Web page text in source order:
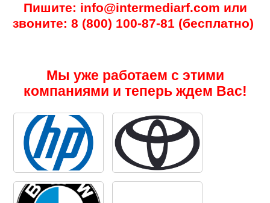
Пишите: info@intermediarf.com или
звоните: 8 (800) 100-87-81 (бесплатно)
Мы уже работаем с этими
компаниями и теперь ждем Вас!